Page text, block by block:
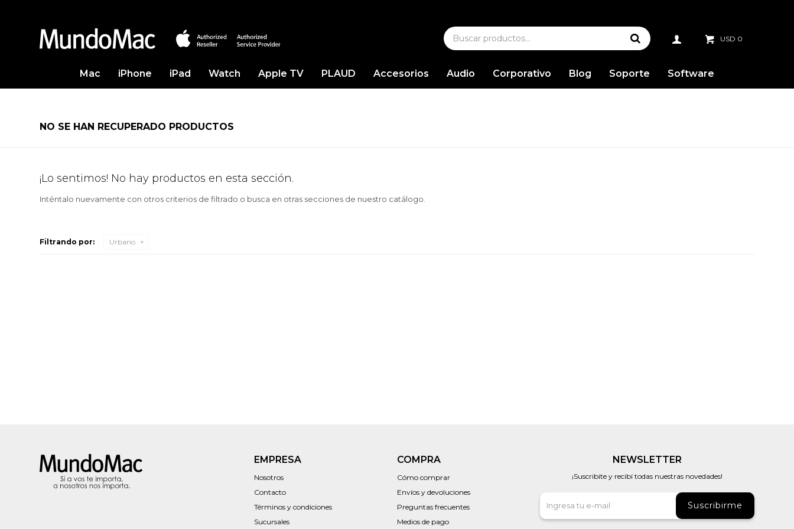
Mac iPhone iPad Watch Apple TV PLAUD Accesorios Audio Corporativo Blog Soporte Software
USD 0
NO SE HAN RECUPERADO PRODUCTOS
¡Lo sentimos! No hay productos en esta sección.
Inténtalo nuevamente con otros criterios de filtrado o busca en otras secciones de nuestro catálogo.
Filtrando por: Urbano
EMPRESA
Nosotros
Contacto
Términos y condiciones
Sucursales
COMPRA
Cómo comprar
Envíos y devoluciones
Preguntas frecuentes
Medios de pago
NEWSLETTER
¡Suscribite y recibí todas nuestras novedades!
Suscribirme